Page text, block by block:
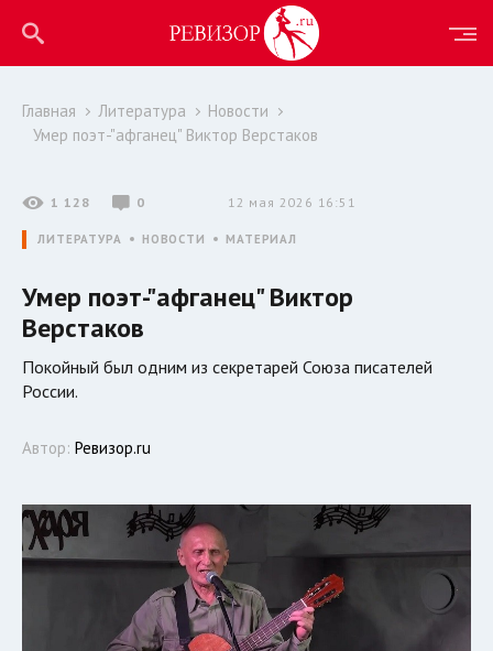
Главная Литература
Новости
Умер поэт-"афганец" Виктор Верстаков
1 128 0 12 мая 2026 16:51
ЛИТЕРАТУРА НОВОСТИ МАТЕРИАЛ
Умер поэт-"афганец" Виктор
Верстаков
Покойный был одним из секретарей Союза писателей
России.
Автор: Ревизор.ru